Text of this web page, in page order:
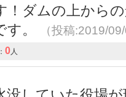
！ダムの上から
す。
（投稿:2019/
0 人